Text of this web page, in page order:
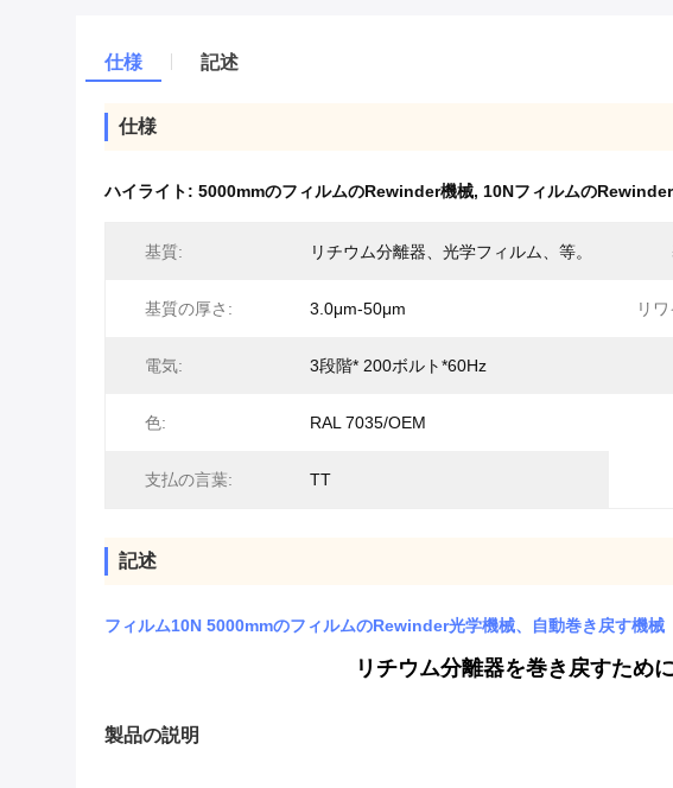
仕様 記述
仕様
ハイライト: 5000mmのフィルムのRewinder機械, 10Nフィルムの
基質: リチウム分離器、光学フィルム、等。
基質の厚さ: 3.0μm-50μm リ
電気: 3段階* 200ボルト*60Hz
色: RAL 7035/OEM
支払の言葉: TT
記述
フィルム10N 5000mmのフィルムのRewinder光学機械、自動巻き戻す機械
リチウム分離器を巻き戻すため
製品の説明